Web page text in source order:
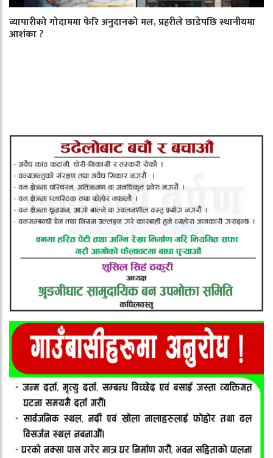
व्यापारीको गोदाममा फेरि अनुदानको मल, प्रहरीले छाडेपछि स्थानीयमा
आशंका ?